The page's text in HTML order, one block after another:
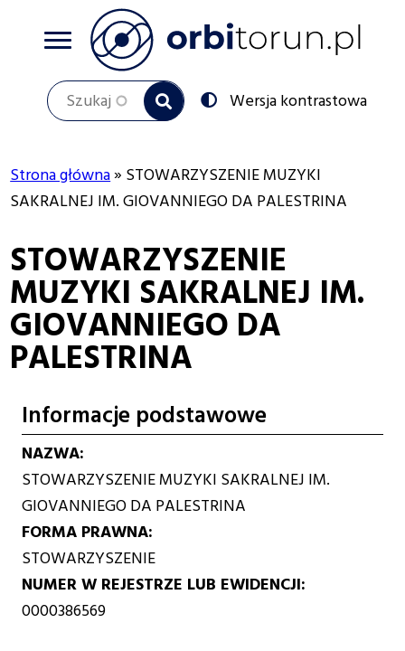
Szukaj
Przełącz
na:
Wersja kontrastowa
Ścieżka
nawigacyjna
Strona główna
STOWARZYSZENIE MUZYKI
SAKRALNEJ IM. GIOVANNIEGO DA PALESTRINA
STOWARZYSZENIE
MUZYKI SAKRALNEJ IM.
GIOVANNIEGO DA
PALESTRINA
Informacje podstawowe
NAZWA
STOWARZYSZENIE MUZYKI SAKRALNEJ IM.
GIOVANNIEGO DA PALESTRINA
FORMA PRAWNA
STOWARZYSZENIE
NUMER W REJESTRZE LUB EWIDENCJI
0000386569